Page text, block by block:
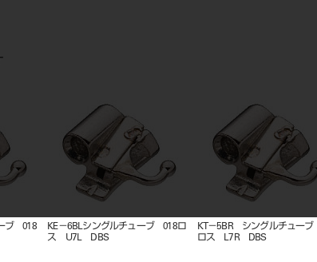
KE－6BLシングルチューブ 018ロ
ス U7L DBS
KT－5BR シングルチューブ 022
ロス L7R DBS
KE